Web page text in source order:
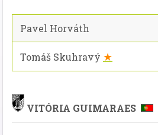
Pavel Horváth
Tomáš Skuhravý ★
VITÓRIA GUIMARAES